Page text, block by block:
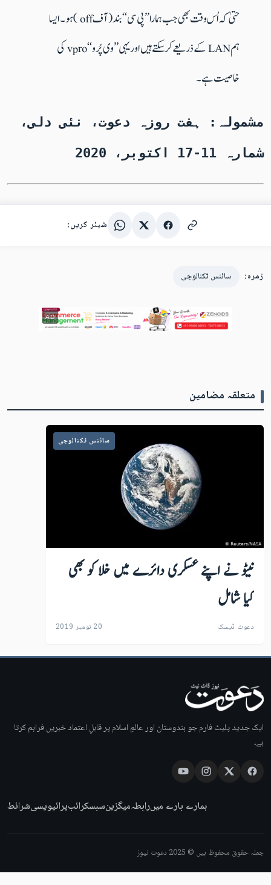
حتیٰ کہ اُس وقت بھی جب ہمارا ’’پی سی‘‘ بند (آف off ) ہو۔ ایسا
ہم LAN کے ذریعے کرسکتے ہیں اور یہی ’’وی پُرو‘‘ vpro کی
خاصیت ہے۔
مشمولہ: ہفت روزہ دعوت، نئی دلی،
شمارہ 11-17 اکتوبر، 2020
شیئر کریں:
زمرہ: سائنس ٹکنالوجی
AD
متعلقہ مضامین
سائنس ٹکنالوجی
نیٹو نے اپنے عسکری دائرے میں خلا کو بھی
کیا شامل
دعوت ڈیسک 20 نومبر 2019
ایک جدید پلیٹ فارم جو ہندوستان اور عالمِ اسلام پر قابلِ اعتماد خبریں فراہم کرتا
ہے۔
ہمارے بارے میںرابطہمیگزینسبسکرائبپرائیویسیشرائط
جملہ حقوق محفوظ ہیں © 2025 دعوت نیوز